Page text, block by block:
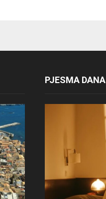
PJESMA DANA